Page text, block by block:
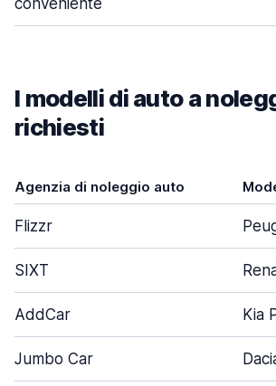
conveniente
I modelli di auto a
richiesti
Agenzia di noleggio auto
Flizzr
SIXT
AddCar Kia
Jumbo Car